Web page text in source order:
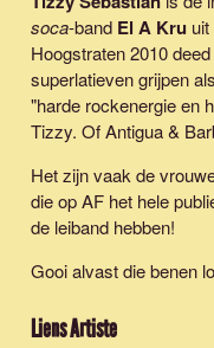
soca-band El A Kru
Hoogstraten 2010
superlatieven grijpen
"harde rockenergie en
Tizzy. Of Antigua &
Het zijn vaak de
die op AF het hele
de leiband hebben!
Gooi alvast die benen
Liens Artiste